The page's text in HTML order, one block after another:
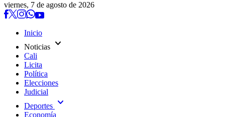
viernes, 7 de agosto de 2026
Inicio
Noticias expand_more
Cali
Licita
Política
Elecciones
Judicial
Deportes expand_more
Economía